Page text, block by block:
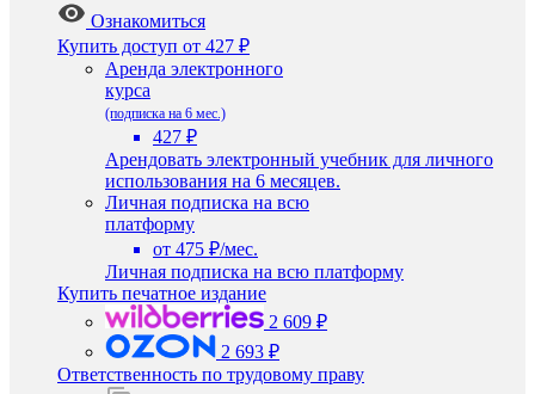
Ознакомиться
Купить доступ от 427 ₽
Аренда электронного
курса
(подписка на 6 мес.)
427 ₽
Арендовать электронный учебник для личного
использования на 6 месяцев.
Личная подписка на всю
платформу
от 475 ₽/мес.
Личная подписка на всю платформу
Купить печатное издание
2 609 ₽
2 693 ₽
Ответственность по трудовому праву